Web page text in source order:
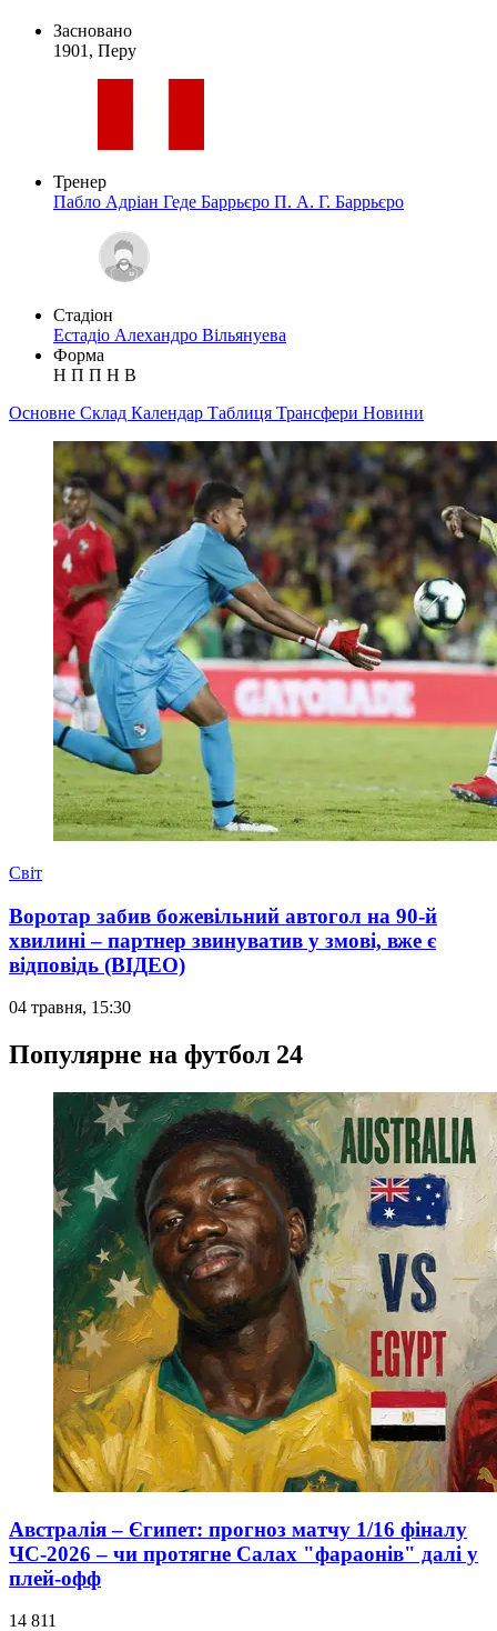
Засновано
1901, Перу
Тренер
Пабло Адріан Геде Баррьєро П. А. Г. Баррьєро
Стадіон
Естадіо Алехандро Вільянуева
Форма
Н П П Н В
Основне Склад Календар Таблиця Трансфери Новини
Світ
Воротар забив божевільний автогол на 90-й
хвилині – партнер звинуватив у змові, вже є
відповідь (ВІДЕО)
04 травня, 15:30
Популярне на футбол 24
Австралія – Єгипет: прогноз матчу 1/16 фіналу
ЧС-2026 – чи протягне Салах "фараонів" далі у
плей-офф
14 811